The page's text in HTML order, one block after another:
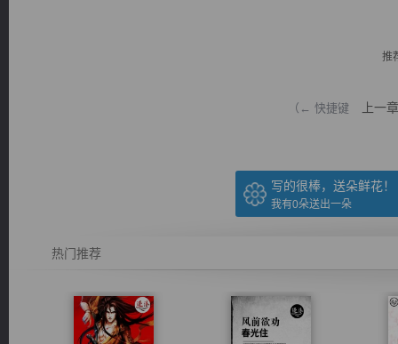
推
（← 快捷键 上一章
写的很棒，送朵鲜花！
我有0朵送出一朵
热门推荐